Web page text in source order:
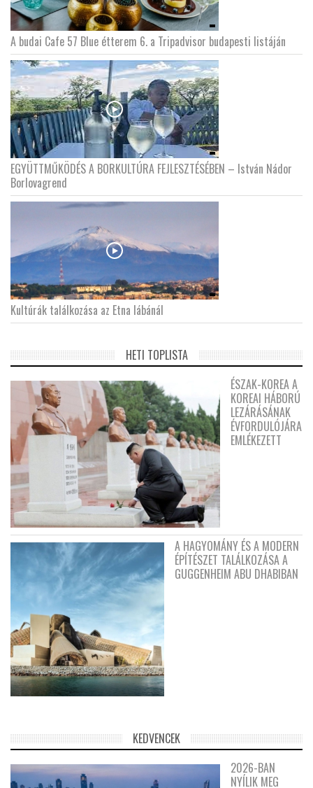
A budai Cafe 57 Blue étterem 6. a Tripadvisor budapesti listáján
EGYÜTTMŰKÖDÉS A BORKULTÚRA FEJLESZTÉSÉBEN – István Nádor
Borlovagrend
Kultúrák találkozása az Etna lábánál
HETI TOPLISTA
ÉSZAK-KOREA A
KOREAI HÁBORÚ
LEZÁRÁSÁNAK
ÉVFORDULÓJÁRA
EMLÉKEZETT
A HAGYOMÁNY ÉS A MODERN
ÉPÍTÉSZET TALÁLKOZÁSA A
GUGGENHEIM ABU DHABIBAN
KEDVENCEK
2026-BAN
NYÍLIK MEG